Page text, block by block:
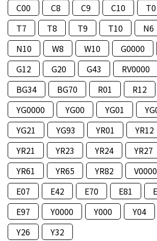
C00
C8 C9 C10 T0
T7
T8 T9 T10 N6
N10
W8 W10 G0000
G12
G20 G43 RV0000
BG34
BG70 R01 R12
YG0000
YG00 YG01
YG21
YG93 YR01 YR12
YR21
YR23 YR24 YR27
YR61
YR65 YR82 V0000
E07
E42 E70 E81
E97
Y0000 Y000 Y04
Y26
Y32